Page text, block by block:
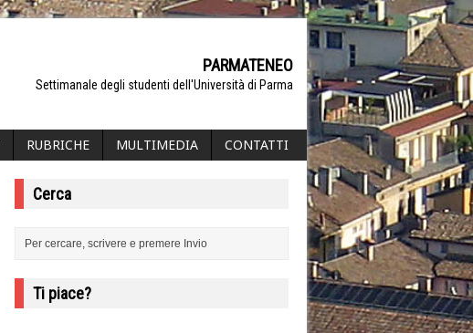
PARMATENEO
Settimanale degli studenti dell'Università di Parma
RUBRICHE MULTIMEDIA CONTATTI
Cerca
Ti piace?